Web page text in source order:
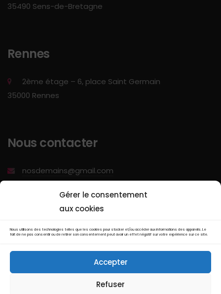
Gérer le consentement
aux cookies
Nous utilisons des technologies telles que les cookies pour stocker et/ou accéder aux informations des appareils. Le
fait de ne pas consentir ou de retirer son consentement peut avoir un effet négatif sur votre expérience sur ce site.
Accepter
Refuser
35490 Sens-de-Bretagne
Rennes
2ème étage – 6, place Saint Germain
35000 Rennes
Nous contacter
nosdemains@gmail.com
Envoyer un email